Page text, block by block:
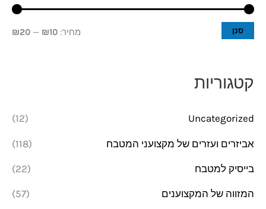
סנן מחיר: ₪10
—
₪20
קטגוריות
Uncategorized
(12)
אביזרים ועזרים של מקצועני המטבח (118)
בייסיק למטבח (22)
המזווה של המקצוענים (57)